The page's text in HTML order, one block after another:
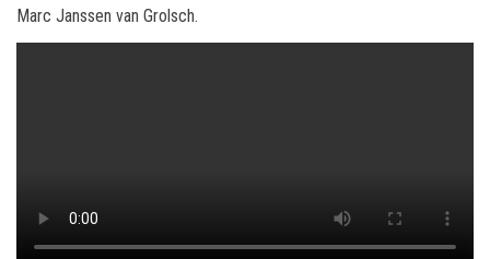
Marc Janssen van Grolsch.